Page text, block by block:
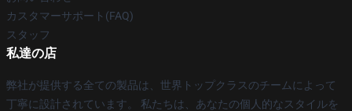
カスタマーサポート(FAQ)
スタッフ
私達の店
弊社が提供する全ての製品は、世界トップクラスのチームによって
丁寧に設計されています。 私たちは、あなたの個人的なスタイルを